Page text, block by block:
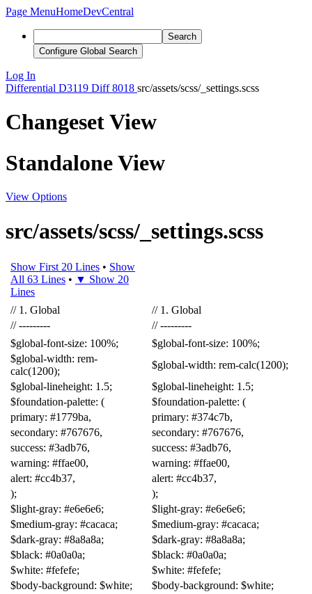
Page MenuHomeDevCentral
Search
Configure Global Search
Log In
Differential D3119 Diff 8018 src/assets/scss/_settings.scss
Changeset View
Standalone View
View Options
src/assets/scss/_settings.scss
Show First 20 Lines • Show
All 63 Lines • ▼ Show 20
Lines
// 1 . Global // 1 . Global
// --------- // ---------
$global-font-size: 100%; $global-font-size: 100%;
$global-width: rem-
calc(1200);
$global-width: rem-calc(1200);
$global-lineheight: 1 .5; $global-lineheight: 1 .5;
$foundation-palette: ( $foundation-palette: (
primary: #1779ba, primary: #374c7b,
secondary: #767676, secondary: #767676,
success: #3adb76, success: #3adb76,
warning: #ffae00, warning: #ffae00,
alert: #cc4b37, alert: #cc4b37,
);
);
$light-gray: #e6e6e6; $light-gray: #e6e6e6;
$medium-gray: #cacaca; $medium-gray: #cacaca;
$dark-gray: #8a8a8a; $dark-gray: #8a8a8a;
$black: #0a0a0a; $black: #0a0a0a;
$white: #fefefe; $white: #fefefe;
$body-background: $white; $body-background: $white;